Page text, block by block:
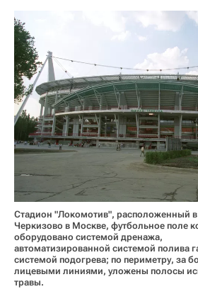
Стадион "Локомотив", расположенный
Черкизово в Москве, футбольное поле
оборудовано системой дренажа,
автоматизированной системой полива
системой подогрева; по периметру, за
лицевыми линиями, уложены полосы
травы.